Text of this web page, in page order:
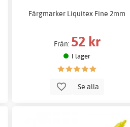
Färgmarker Liquitex Fine 2mm
Från: 52 kr
I lager
Se alla